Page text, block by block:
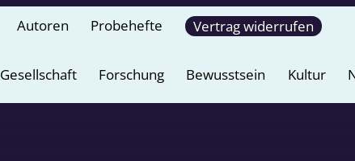
Autoren Probehefte Vertrag widerrufen
Gesellschaft Forschung Bewusstsein Kultur